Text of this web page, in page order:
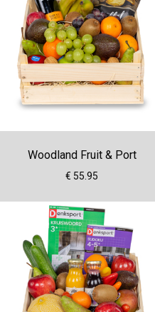
Woodland Fruit & Port
€ 55.95